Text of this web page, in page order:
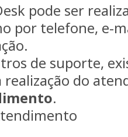
pode ser
por telefone, e-
de suporte,
realização do
.